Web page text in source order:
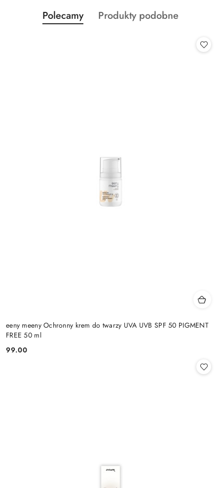
Pomiń karuzelę produktów
Produkty
o
Polecamy
Produkty
Produkty podobne
eeny meeny Ochronny krem do twarzy UVA UVB SPF 50 PIGMENT
FREE 50 ml
Cena:
99.00